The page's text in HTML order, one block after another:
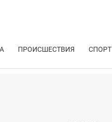
ПРОИСШЕСТВИЯ СПОРТ